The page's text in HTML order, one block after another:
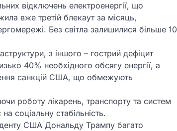
відключень електроенергії, що
вже третій блекаут за місяць,
Без світла залишилися більше 10
з іншого – гострий дефіцит
40% необхідного обсягу енергії, а
санкцій США, що обмежують
роботу лікарень, транспорту та систем
соціальну стабільність.
США Дональду Трампу багато